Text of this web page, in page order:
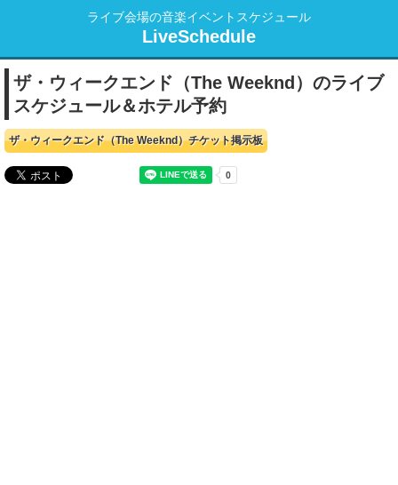
ライブ会場の音楽イベントスケジュール
LiveSchedule
ザ・ウィークエンド（The Weeknd）のライブ
スケジュール＆ホテル予約
ザ・ウィークエンド（The Weeknd）チケット掲示板